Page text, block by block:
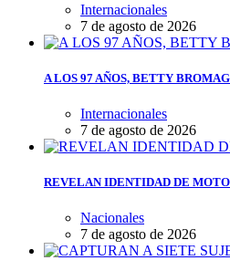
Internacionales
7 de agosto de 2026
A LOS 97 AÑOS, BETTY
Internacionales
7 de agosto de 2026
REVELAN IDENTIDAD DE
Nacionales
7 de agosto de 2026